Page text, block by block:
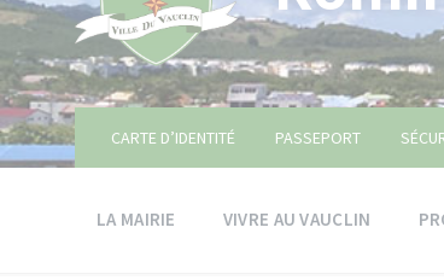
CARTE D’IDENTITÉ PASSEPORT
LA MAIRIE VIVRE AU VAUCLIN